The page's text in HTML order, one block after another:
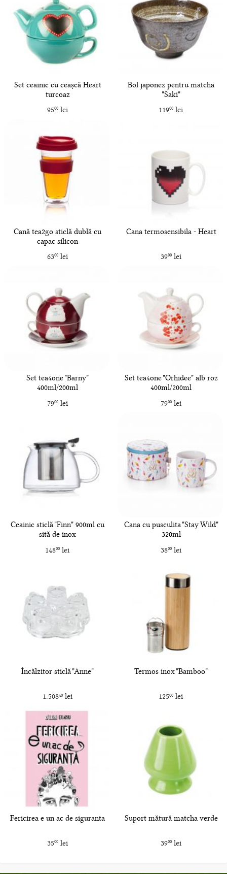
Set ceainic cu ceașcă Heart
turcoaz
9500lei
Bol japonez pentru matcha
"Saki"
11900 lei
Cană tea2go sticlă dublă cu
capac silicon
6300lei
Cana termosensibila - Heart
3900lei
Set tea4one "Barny"
400ml/200ml
7900lei
Set tea4one "Orhidee" alb roz
400ml/200ml
7900lei
Ceainic sticlă "Finn" 900ml cu
sită de inox
14800 lei
Cana cu pusculita "Stay Wild"
320ml
3800lei
Încălzitor sticlă "Anne"
1.50840lei
Termos inox "Bamboo"
12500 lei
Fericirea e un ac de siguranta
3500lei
Suport mătură matcha verde
3900lei